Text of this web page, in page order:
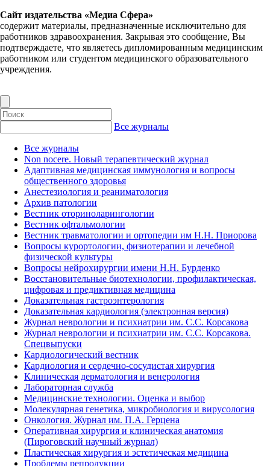
Сайт издательства «Медиа Сфера»
содержит материалы, предназначенные исключительно для
работников здравоохранения. Закрывая это сообщение, Вы
подтверждаете, что являетесь дипломированным медицинским
работником или студентом медицинского образовательного
учреждения.
Все журналы
Все журналы
Non nocere. Новый терапевтический журнал
Адаптивная медицинская иммунология и вопросы
общественного здоровья
Анестезиология и реаниматология
Архив патологии
Вестник оториноларингологии
Вестник офтальмологии
Вестник травматологии и ортопедии им Н.Н. Приорова
Вопросы курортологии, физиотерапии и лечебной
физической культуры
Вопросы нейрохирургии имени Н.Н. Бурденко
Восстановительные биотехнологии, профилактическая,
цифровая и предиктивная медицина
Доказательная гастроэнтерология
Доказательная кардиология (электронная версия)
Журнал неврологии и психиатрии им. С.С. Корсакова
Журнал неврологии и психиатрии им. С.С. Корсакова.
Спецвыпуски
Кардиологический вестник
Кардиология и сердечно-сосудистая хирургия
Клиническая дерматология и венерология
Лабораторная служба
Медицинские технологии. Оценка и выбор
Молекулярная генетика, микробиология и вирусология
Онкология. Журнал им. П.А. Герцена
Оперативная хирургия и клиническая анатомия
(Пироговский научный журнал)
Пластическая хирургия и эстетическая медицина
Проблемы репродукции